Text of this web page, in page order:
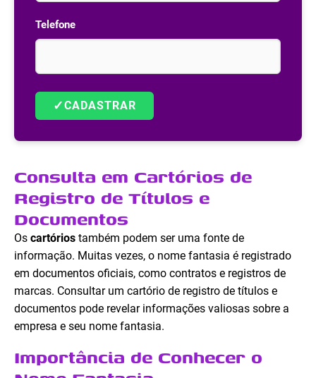
Telefone
✓CADASTRAR
Consulta em Cartórios de
Registro de Títulos e
Documentos
Os cartórios também podem ser uma fonte de
informação. Muitas vezes, o nome fantasia é registrado
em documentos oficiais, como contratos e registros de
marcas. Consultar um cartório de registro de títulos e
documentos pode revelar informações valiosas sobre a
empresa e seu nome fantasia.
Importância de Conhecer o